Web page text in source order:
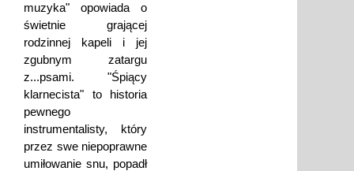
muzyka" opowiada o
świetnie grającej
rodzinnej kapeli i jej
zgubnym zatargu
z...psami. "Śpiący
klarnecista" to historia
pewnego
instrumentalisty, który
przez swe niepoprawne
umiłowanie snu, popadł